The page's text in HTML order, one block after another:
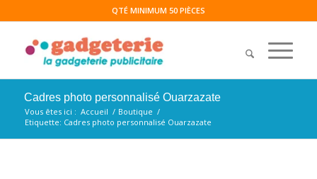
QTÉ MINIMUM 50 PIÈCES
Cadres photo personnalisé Ouarzazate
Vous êtes ici : Accueil / Boutique /
Etiquette: Cadres photo personnalisé Ouarzazate